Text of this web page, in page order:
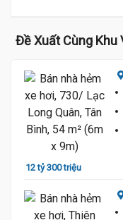
Đề Xuất Cùng Khu
12 tỷ 300 triệu